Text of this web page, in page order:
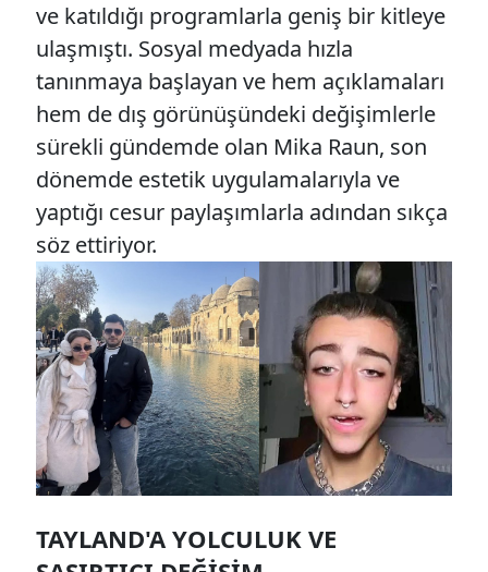
ve katıldığı programlarla geniş bir kitleye
ulaşmıştı. Sosyal medyada hızla
tanınmaya başlayan ve hem açıklamaları
hem de dış görünüşündeki değişimlerle
sürekli gündemde olan Mika Raun, son
dönemde estetik uygulamalarıyla ve
yaptığı cesur paylaşımlarla adından sıkça
söz ettiriyor.
TAYLAND'A YOLCULUK VE